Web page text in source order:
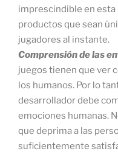
imprescindible en
productos que sean
jugadores al instante.
Comprensión de las
juegos tienen que ver
los humanos. Por lo
desarrollador debe
emociones humanas.
que deprima a las
suficientemente